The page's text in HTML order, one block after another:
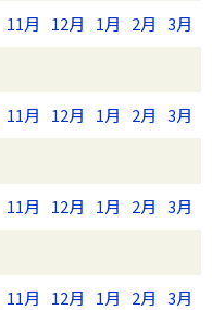
11月 12月 1月 2月 3月
11月 12月 1月 2月 3月
11月 12月 1月 2月 3月
11月 12月 1月 2月 3月